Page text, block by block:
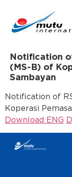
Notification
(MS-B) of
Sambayan
Notification of
Koperasi
Download ENG